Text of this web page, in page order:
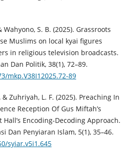
Wahyono, S. B. (2025). Grassroots
Muslims on local kyai figures
in religious television broadcasts.
Dan Politik, 38(1), 72–89.
mkp.V38I12025.72-89
& Zuhriyah, L. F. (2025). Preaching In
Reception Of Gus Miftah’s
Hall’s Encoding-Decoding Approach.
Dan Penyiaran Islam, 5(1), 35–46.
syiar.v5i1.645